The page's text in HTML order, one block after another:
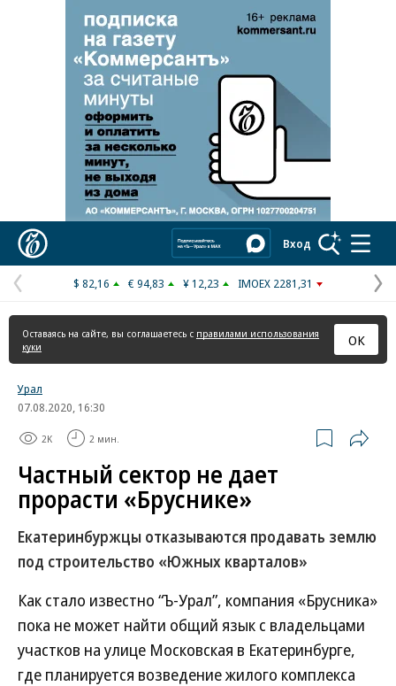
Реклама в «Ъ» www.kommersant.ru/ad
Вход
Предыдущая
страница
$ 82,16 € 94,83 ¥ 12,23 IMOEX 2281,31
Оставаясь на сайте, вы соглашаетесь с правилами использования
куки
ОК
Урал
07.08.2020, 16:30
2K 2 мин.
Частный сектор не дает
прорасти «Бруснике»
Екатеринбуржцы отказываются продавать землю
под строительство «Южных кварталов»
Как стало известно “Ъ-Урал”, компания «Брусника»
пока не может найти общий язык с владельцами
участков на улице Московская в Екатеринбурге,
где планируется возведение жилого комплекса